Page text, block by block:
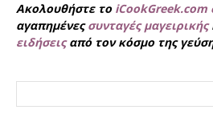
Ακολουθήστε το iCookGreek.com
αγαπημένεςσυνταγές μαγειρικής
ειδήσειςαπό τον κόσμο της